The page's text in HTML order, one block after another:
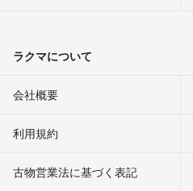
ラクマについて
会社概要
利用規約
古物営業法に基づく表記